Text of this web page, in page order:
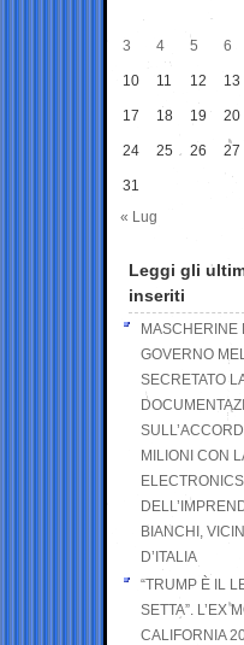
3 4 5 6
10 11 12 13
17 18 19 20
24 25 26 27
31
« Lug
Leggi gli
inseriti
MASCHERINE
GOVERNO
SECRETATO
MILIONI CON
BIANCHI,
D’ITALIA
“TRUMP È IL
SETTA”. L’EX
CALIFORNIA